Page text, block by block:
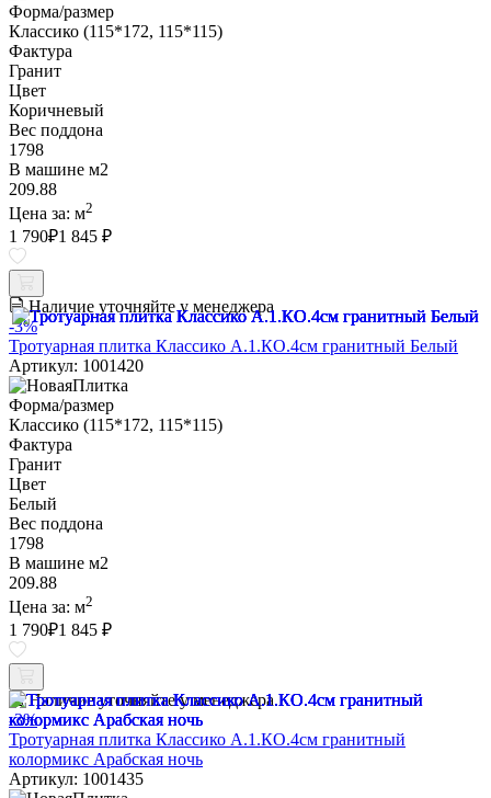
Форма/размер
Классико (115*172, 115*115)
Фактура
Гранит
Цвет
Коричневый
Вес поддона
1798
В машине м2
209.88
Цена за: м2
1 790₽1 845 ₽
Наличие уточняйте у менеджера
-3%
Тротуарная плитка Классико А.1.КО.4см гранитный Белый
Артикул: 1001420
Форма/размер
Классико (115*172, 115*115)
Фактура
Гранит
Цвет
Белый
Вес поддона
1798
В машине м2
209.88
Цена за: м2
1 790₽1 845 ₽
Наличие уточняйте у менеджера
-3%
Тротуарная плитка Классико А.1.КО.4см гранитный
колормикс Арабская ночь
Артикул: 1001435